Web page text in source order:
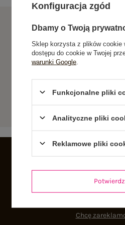
Status
Chcę
Konfiguracja zgód
Dbamy o Twoją
Sklep korzysta z plików cookie
dostępu do cookie w Twojej
warunki Google
Funkcjonalne pliki
Analityczne pliki
Reklamowe pliki